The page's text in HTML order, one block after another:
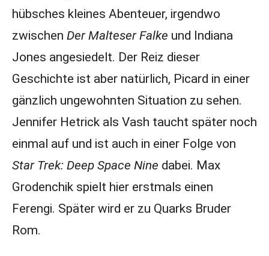
hübsches kleines Abenteuer, irgendwo
zwischen Der Malteser Falke und Indiana
Jones angesiedelt. Der Reiz dieser
Geschichte ist aber natürlich, Picard in einer
gänzlich ungewohnten Situation zu sehen.
Jennifer Hetrick als Vash taucht später noch
einmal auf und ist auch in einer Folge von
Star Trek: Deep Space Nine dabei. Max
Grodenchik spielt hier erstmals einen
Ferengi. Später wird er zu Quarks Bruder
Rom.